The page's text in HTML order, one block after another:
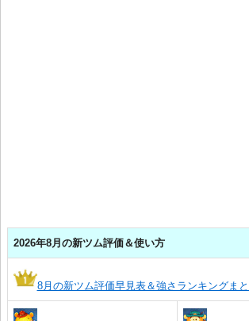
2026年8月の新ツム評価＆使い方
8月の新ツム評価早見表＆強さランキングま